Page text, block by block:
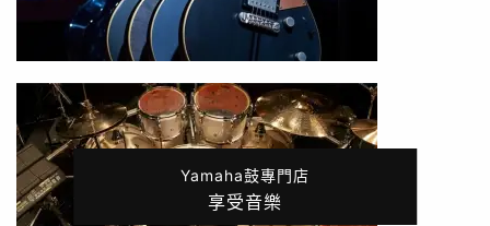
Yamaha鼓專門店
享受音樂